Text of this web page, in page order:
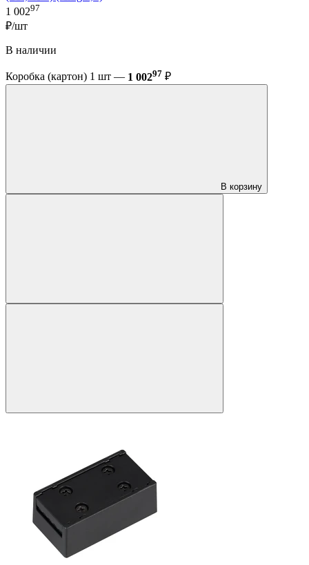
1 00297
₽/шт
В наличии
Коробка (картон) 1 шт — 1 00297 ₽
В корзину